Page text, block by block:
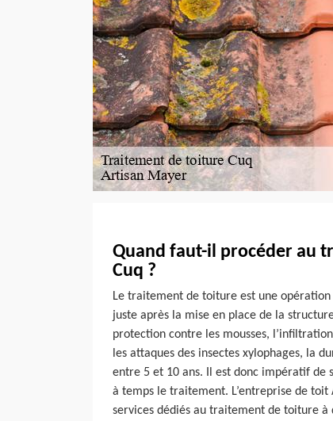
Quand faut-il procéder au
Cuq ?
Le traitement de toiture est une
juste après la mise en place de la
protection contre les mousses,
les attaques des insectes xylophages, la
entre 5 et 10 ans. Il est donc impératif de
à temps le traitement. L’entreprise de toit
services dédiés au traitement de toiture à